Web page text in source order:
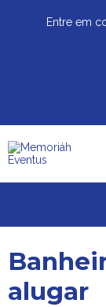
Entre em
alugar